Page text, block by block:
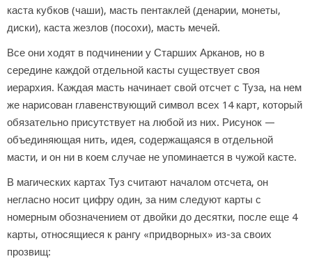
каста кубков (чаши), масть пентаклей (денарии, монеты,
диски), каста жезлов (посохи), масть мечей.
Все они ходят в подчинении у Старших Арканов, но в
середине каждой отдельной касты существует своя
иерархия. Каждая масть начинает свой отсчет с Туза, на нем
же нарисован главенствующий символ всех 14 карт, который
обязательно присутствует на любой из них. Рисунок —
объединяющая нить, идея, содержащаяся в отдельной
масти, и он ни в коем случае не упоминается в чужой касте.
В магических картах Туз считают началом отсчета, он
негласно носит цифру один, за ним следуют карты с
номерным обозначением от двойки до десятки, после еще 4
карты, относящиеся к рангу «придворных» из-за своих
прозвищ: